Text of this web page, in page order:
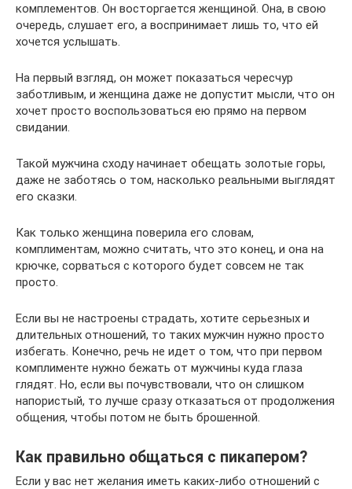
комплементов. Он восторгается женщиной. Она, в свою
очередь, слушает его, а воспринимает лишь то, что ей
хочется услышать.
На первый взгляд, он может показаться чересчур
заботливым, и женщина даже не допустит мысли, что он
хочет просто воспользоваться ею прямо на первом
свидании.
Такой мужчина сходу начинает обещать золотые горы,
даже не заботясь о том, насколько реальными выглядят
его сказки.
Как только женщина поверила его словам,
комплиментам, можно считать, что это конец, и она на
крючке, сорваться с которого будет совсем не так
просто.
Если вы не настроены страдать, хотите серьезных и
длительных отношений, то таких мужчин нужно просто
избегать. Конечно, речь не идет о том, что при первом
комплименте нужно бежать от мужчины куда глаза
глядят. Но, если вы почувствовали, что он слишком
напористый, то лучше сразу отказаться от продолжения
общения, чтобы потом не быть брошенной.
Как правильно общаться с пикапером?
Если у вас нет желания иметь каких-либо отношений с